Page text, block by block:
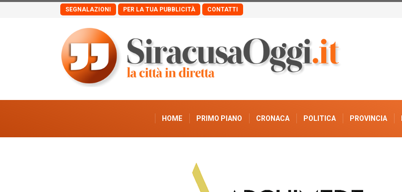
SEGNALAZIONI PER LA TUA PUBBLICITÀ CONTATTI
HOME PRIMO PIANO CRONACA POLITICA PROVINCIA